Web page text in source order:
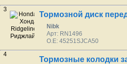
3
Тормозной диск
Nibk
Арт: RN1496
O.E: 45251SJCA50
4
Тормозные колодки